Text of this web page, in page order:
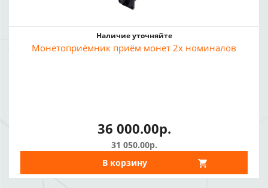
Наличие уточняйте
Монетоприёмник приём монет 2х номиналов
36 000.00р.
31 050.00р.
В корзину